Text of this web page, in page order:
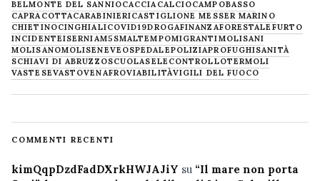
BELMONTE DEL SANNIOCACCIACALCIOCAMPOBASSO
CAPRACOTTACARABINIERICASTIGLIONE MESSER MARINO
CHIETINOCINGHIALICOVID19DROGAFINANZAFORESTALE FURTO
INCIDENTEISERNIAM5SMALTEMPOMIGRANTIMOLISANI
MOLISANOMOLISENEVE OSPEDALEPOLIZIAPROFUGHISANITÀ
SCHIAVI DI ABRUZZOSCUOLASELECONTROLLOTERMOLI
VASTESEVASTOVENAFROVIABILITÀVIGILI DEL FUOCO
COMMENTI RECENTI
kimQqpDzdFadDXrkHWJAJiY su “Il mare non porta